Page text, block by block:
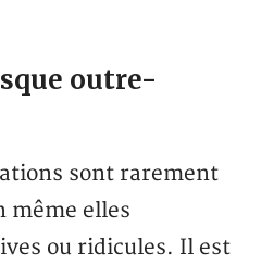
outre-
sont rarement
même elles
ou ridicules. Il est